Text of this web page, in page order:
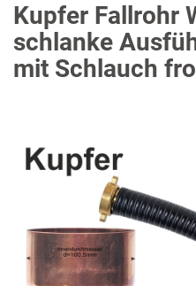
Kupfer Fallrohr
schlanke
mit Schlauch